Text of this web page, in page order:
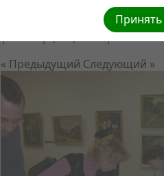
Выставка здоровья "Центр
| Размер (МБ): 0.15 |Скачать
« Предыдущий Следующий »